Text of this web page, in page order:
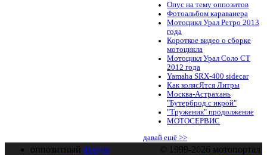
Опус на тему оппозитов
Фотоальбом караванера
Мотоцикл Урал Ретро 2013
года
Короткое видео о сборке
мотоцикла
Мотоцикл Урал Соло СТ
2012 года
Yamaha SRX-400 sidecar
Как колясЯтся Литры
Москва-Астрахань
"Бутерброд с икрой"
"Труженик" продолжение
МОТОСЕРВИС
давай ещё >>
оппозитный форум
© 1999-2026 мотопортал